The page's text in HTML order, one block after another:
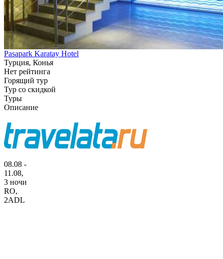
Pasapark Karatay Hotel
Турция, Конья
Нет рейтинга
Горящий тур
Тур со скидкой
Туры
Описание
08.08 -
11.08,
3 ночи
RO,
2ADL